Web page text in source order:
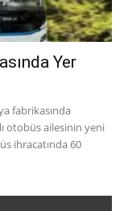
Yer
fabrikasında
otobüs ailesinin yeni
ihracatında 60